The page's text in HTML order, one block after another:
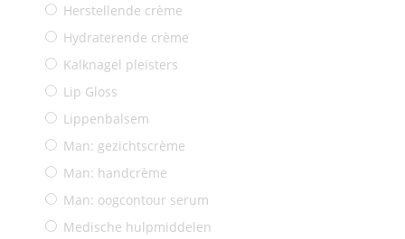
Herstellende crème
Hydraterende crème
Kalknagel pleisters
Lip Gloss
Lippenbalsem
Man: gezichtscrème
Man: handcrème
Man: oogcontour serum
Medische hulpmiddelen